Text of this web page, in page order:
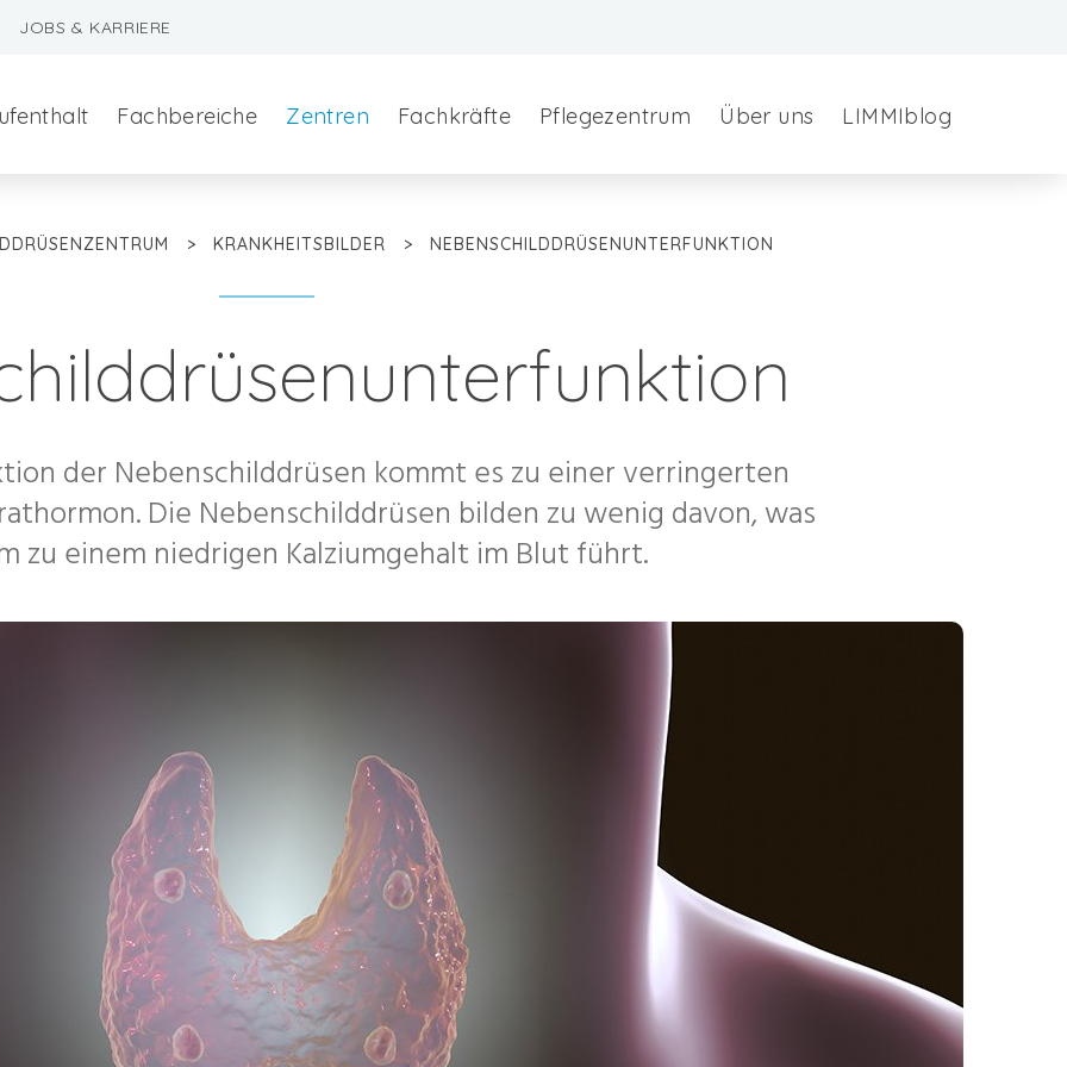
JOBS & KARRIERE
Fachbereiche
&
Zentren Fachkräfte Pflegezentrum Über uns LIMMIblog
> KRANKHEITSBILDER > NEBENSCHILDDRÜSENUNTERFUNKTION
der Nebenschilddrüsen kommt es zu einer verringerten
Die Nebenschilddrüsen bilden zu wenig davon, was
zu einem niedrigen Kalziumgehalt im Blut führt.